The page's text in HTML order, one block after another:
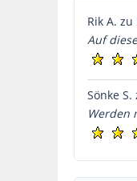
Rik A. zu
Auf
Sönke S.
Werden